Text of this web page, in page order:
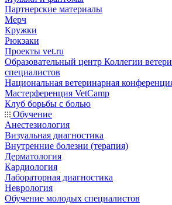
Партнерские материалы
Мерч
Кружки
Рюкзаки
Проекты vet.ru
Образовательный центр Коллегии
специалистов
Национальная ветеринарная
Мастерференция VetCamp
Клуб борьбы с болью
Обучение
Анестезиология
Визуальная диагностика
Внутренние болезни (терапия)
Дерматология
Кардиология
Лабораторная диагностика
Неврология
Обучение молодых специалистов